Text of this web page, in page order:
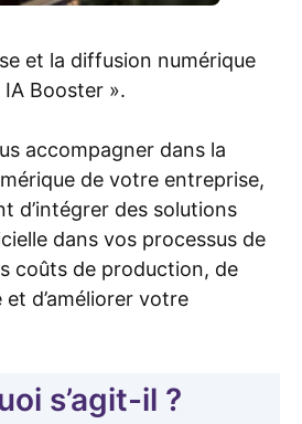
et la diffusion numérique
Booster ».
accompagner dans la
de votre entreprise,
d’intégrer des solutions
dans vos processus de
coûts de production, de
d’améliorer votre
s’agit-il ?